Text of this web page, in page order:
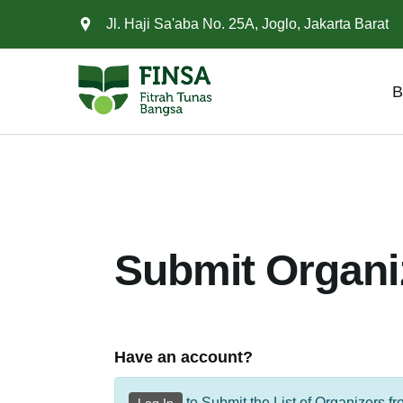
Jl. Haji Sa'aba No. 25A, Joglo, Jakarta Barat
Submit
Have an account?